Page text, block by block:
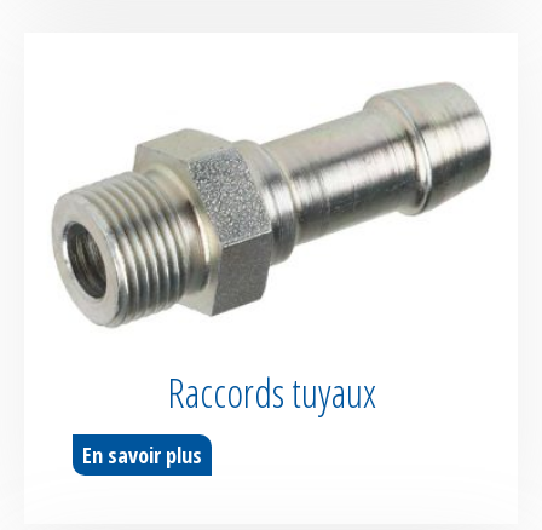
Raccords tuyaux
En savoir plus